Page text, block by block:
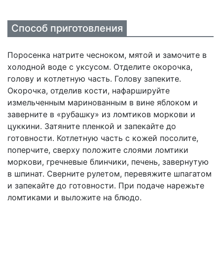
Способ приготовления
Поросенка натрите чесноком, мятой и замочите в
холодной воде с уксусом. Отделите окорочка,
голову и котлетную часть. Голову запеките.
Окорочка, отделив кости, нафаршируйте
измельченным маринованным в вине яблоком и
заверните в «рубашку» из ломтиков моркови и
цуккини. Затяните пленкой и запекайте до
готовности. Котлетную часть с кожей посолите,
поперчите, сверху положите слоями ломтики
моркови, гречневые блинчики, печень, завернутую
в шпинат. Сверните рулетом, перевяжите шпагатом
и запекайте до готовности. При подаче нарежьте
ломтиками и выложите на блюдо.